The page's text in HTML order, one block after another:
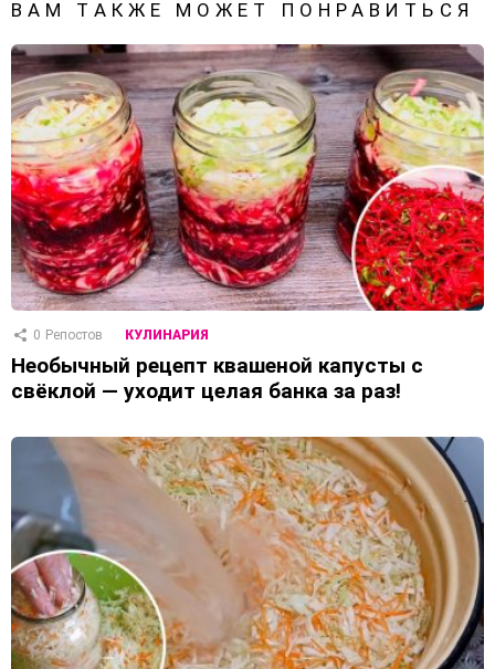
ВАМ ТАКЖЕ МОЖЕТ ПОНРАВИТЬСЯ
0 Репостов КУЛИНАРИЯ
Необычный рецепт квашеной капусты с
свёклой — уходит целая банка за раз!